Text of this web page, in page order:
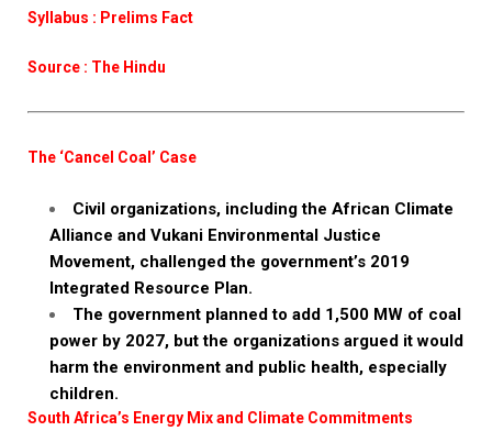
Syllabus : Prelims Fact
Source : The Hindu
The ‘Cancel Coal’ Case
Civil organizations, including the African Climate
Alliance and Vukani Environmental Justice
Movement, challenged the government’s 2019
Integrated Resource Plan.
The government planned to add 1,500 MW of coal
power by 2027, but the organizations argued it would
harm the environment and public health, especially
children.
South Africa’s Energy Mix and Climate Commitments